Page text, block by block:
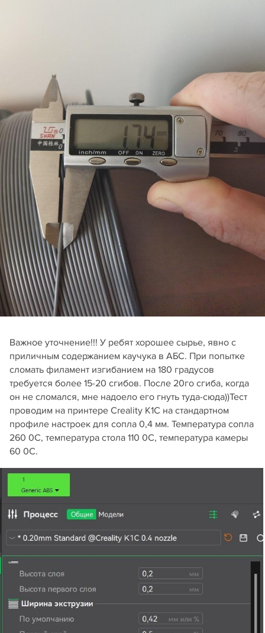
Важное уточнение!!! У ребят хорошее сырье, явно с
приличным содержанием каучука в АБС. При попытке
сломать филамент изгибанием на 180 градусов
требуется более 15-20 сгибов. После 20го сгиба, когда
он не сломался, мне надоело его гнуть туда-сюда))Тест
проводим на принтере Creality K1C на стандартном
профиле настроек для сопла 0,4 мм. Температура сопла
260 0С, температура стола 110 0С, температура камеры
60 0С.